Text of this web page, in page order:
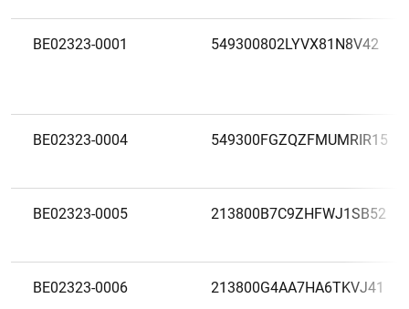
BE02323-0001 549300802LYVX81N8V42
BE02323-0004 549300FGZQZFMUMRIR15
BE02323-0005 213800B7C9ZHFWJ1SB52
BE02323-0006 213800G4AA7HA6TKVJ41